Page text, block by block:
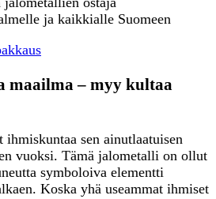
ja kaikkialle Suomeen
maailma – myy kultaa
sen ainutlaatuisen
vuoksi. Tämä jalometalli on ollut
symboloiva elementti
Koska yhä useammat ihmiset